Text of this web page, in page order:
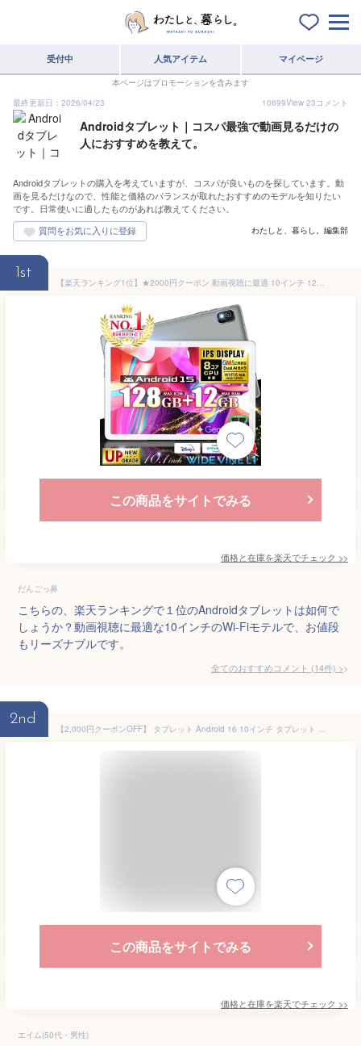
受付中 人気アイテム マイページ
本ページはプロモーションを含みます
最終更新日：2026/04/23
10699View 23コメント
Androidタブレット｜コスパ最強で動画見るだけの
人におすすめを教えて。
Androidタブレットの購入を考えていますが、コスパが良いものを探しています。動
画を見るだけなので、性能と価格のバランスが取れたおすすめのモデルを知りたい
です。日常使いに適したものがあれば教えてください。
わたしと、暮らし。編集部
1st
【楽天ランキング1位】★2000円クーポン 動画視聴に最適 10インチ 128GB / 64GB WidevineL1対応 高性能 8コアCPU Android15 Wi-Fiモデル 10.1 タブレットPC 10.1インチ クリスマス タブレット 子供 キッズ 端末 本体 お祝い 卒業 入学 2/10迄
この商品をサイトでみる
価格と在庫を楽天でチェック >>
だんごっ鼻
こちらの、楽天ランキングで１位のAndroidタブレットは如何で
しょうか？動画視聴に最適な10インチのWi-Fiモテルで、お値段
もリーズナブルです。
全てのおすすめコメント (14件) >
2nd
【2,000円クーポンOFF】 タブレット Android 16 10インチ タブレット wi-fiモデル BMAX I10Plus I10S 16GB+64/128GB 8コア 大画面 格安タブレット アンドロイド16 タブレットPC本体 Android16 端末 大容量 最新 動画視聴 学習用 子供 キッズ 母 父 送料無料
この商品をサイトでみる
価格と在庫を楽天でチェック >>
エイム(50代・男性)